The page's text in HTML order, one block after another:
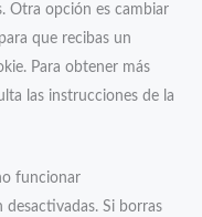
Otra opción es cambiar
que recibas un
Para obtener más
las instrucciones de la
funcionar
Si borras